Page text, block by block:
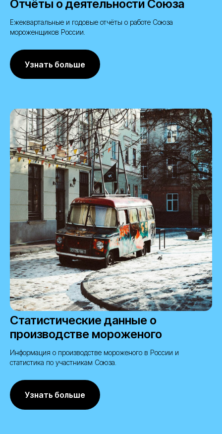
Отчёты о деятельности Союза
Ежеквартальные и годовые отчёты о работе Союза
мороженщиков России.
Узнать больше
Статистические данные о
производстве мороженого
Информация о производстве мороженого в России и
статистика по участникам Союза.
Узнать больше